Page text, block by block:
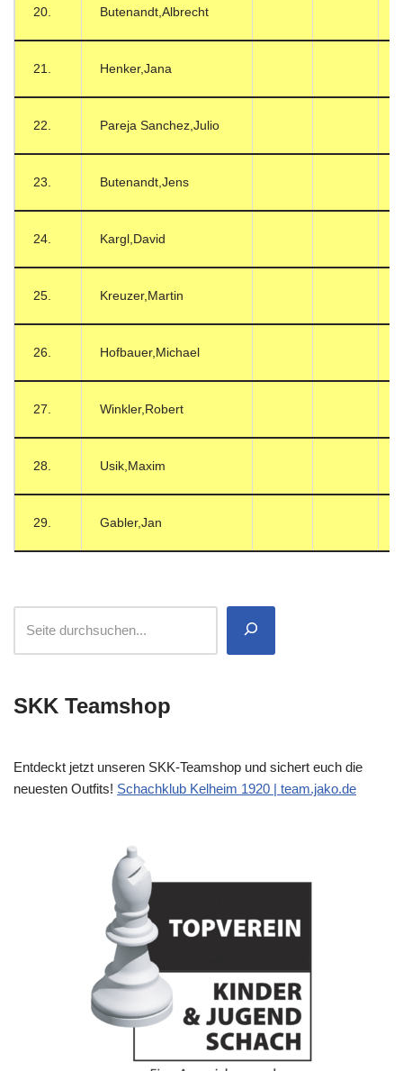
20. Butenandt,Albrecht
21. Henker,Jana
22. Pareja Sanchez,Julio
23. Butenandt,Jens
24. Kargl,David
25. Kreuzer,Martin
26. Hofbauer,Michael
27. Winkler,Robert
28. Usik,Maxim
29. Gabler,Jan
SKK Teamshop
Entdeckt jetzt unseren SKK-Teamshop und sichert euch die
neuesten Outfits! Schachklub Kelheim 1920 | team.jako.de